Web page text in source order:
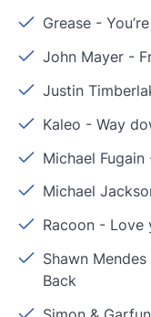
Grease -
John Mayer -
Justin
Kaleo -Way
Michael Fugain
Michael
Racoon - Love
Shawn Mendes
Back